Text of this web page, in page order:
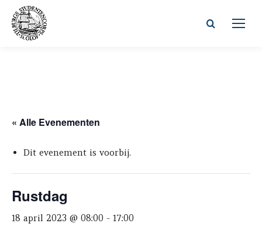
Zoeken:
« Alle Evenementen
Dit evenement is voorbij.
Rustdag
18 april 2023 @ 08:00 - 17:00